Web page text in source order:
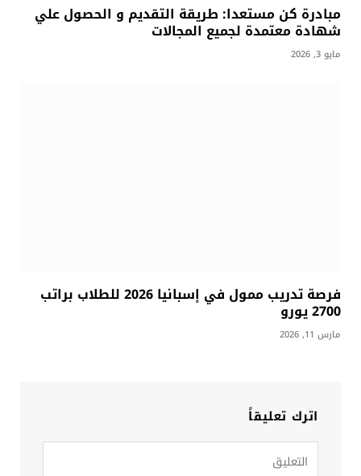
مبادرة كن مستعدا: طريقة التقديم و الحصول علي
شهادة معتمدة لجميع المجالات
مايو 3, 2026
فرصة تدريب ممول في إسبانيا 2026 للطلاب براتب
2700 يورو
مارس 11, 2026
اترك تعليقاً